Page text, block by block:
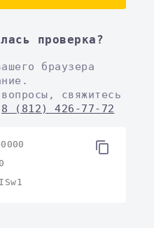
проверка?
браузера
свяжитесь
8 (812) 426-77-72